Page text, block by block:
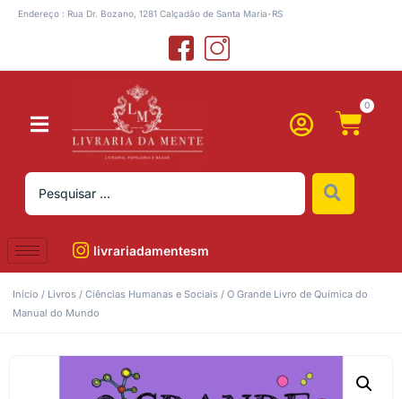
Endereço : Rua Dr. Bozano, 1281 Calçadão de Santa Maria-RS
0
livrariadamentesm
Início / Livros / Ciências Humanas e Sociais / O Grande Livro de Química do
Manual do Mundo